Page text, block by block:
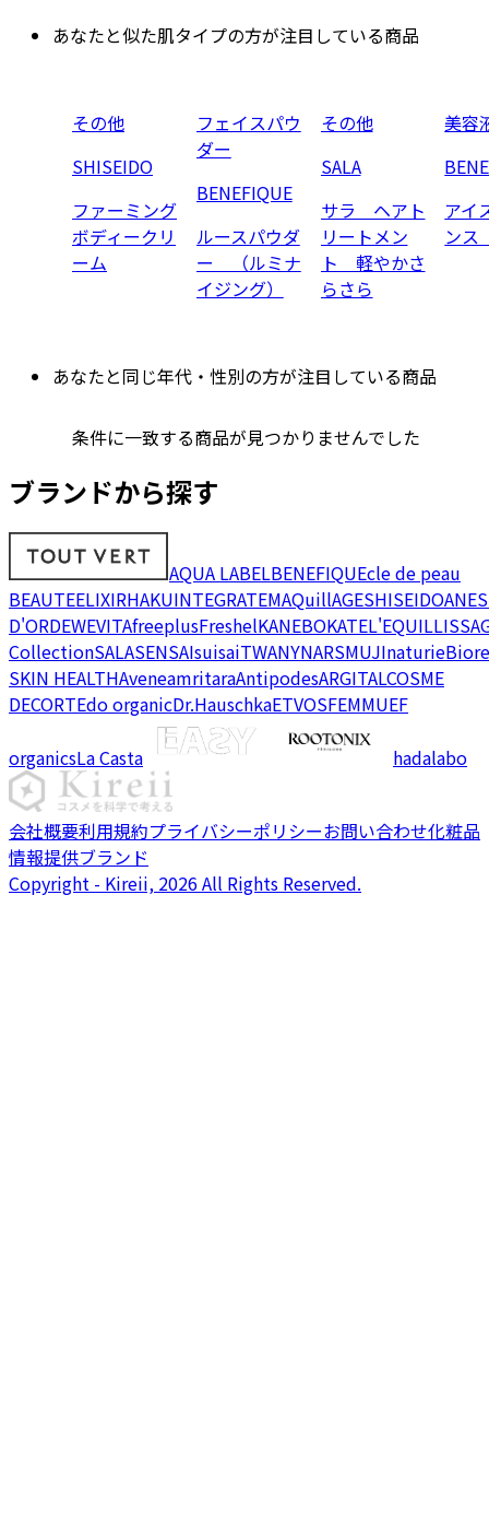
あなたと似た肌タイプの方が注目している商品
その他
SHISEIDO
ファーミング
ボディークリ
ーム
フェイスパウ
ダー
BENEFIQUE
ルースパウダ
ー （ルミナ
イジング）
その他
SALA
サラ ヘアト
リートメン
ト 軽やかさ
らさら
美容
アイ
ン
あなたと同じ年代・性別の方が注目している商品
条件に一致する商品が見つかりませんでした
ブランドから探す
AQUA LABELBENEFIQUEcle de peau
BEAUTEELIXIRHAKUINTEGRATEMAQuillAGESHISEIDO
D'ORDEWEVITAfreeplusFreshelKANEBOKATEL'EQUIL
CollectionSALASENSAIsuisaiTWANYNARSMUJInaturieBiore
SKIN HEALTHAveneamritaraAntipodesARGITALCOSME
DECORTEdo organicDr.HauschkaETVOSFEMMUEF
organicsLa Casta hadalabo
会社概要利用規約プライバシーポリシーお問い合わせ化粧品
情報提供ブランド
Copyright - Kireii, 2026 All Rights Reserved.